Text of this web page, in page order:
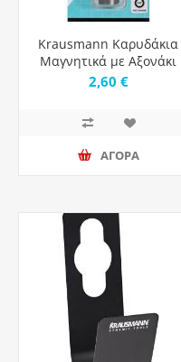
Krausmann Καρυδάκια
Μαγνητικά με Αξονάκι
Ν10 AC10510
2,60 €
ΑΓΟΡΑ